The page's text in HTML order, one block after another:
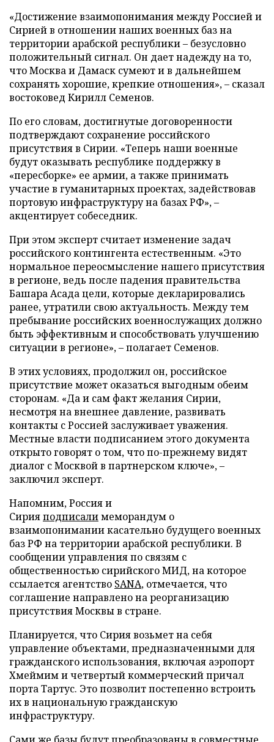
«Достижение взаимопонимания между Россией и
Сирией в отношении наших военных баз на
территории арабской республики – безусловно
положительный сигнал. Он дает надежду на то,
что Москва и Дамаск сумеют и в дальнейшем
сохранять хорошие, крепкие отношения», – сказал
востоковед Кирилл Семенов.
По его словам, достигнутые договоренности
подтверждают сохранение российского
присутствия в Сирии. «Теперь наши военные
будут оказывать республике поддержку в
«пересборке» ее армии, а также принимать
участие в гуманитарных проектах, задействовав
портовую инфраструктуру на базах РФ», –
акцентирует собеседник.
При этом эксперт считает изменение задач
российского контингента естественным. «Это
нормальное переосмысление нашего присутствия
в регионе, ведь после падения правительства
Башара Асада цели, которые декларировались
ранее, утратили свою актуальность. Между тем
пребывание российских военнослужащих должно
быть эффективным и способствовать улучшению
ситуации в регионе», – полагает Семенов.
В этих условиях, продолжил он, российское
присутствие может оказаться выгодным обеим
сторонам. «Да и сам факт желания Сирии,
несмотря на внешнее давление, развивать
контакты с Россией заслуживает уважения.
Местные власти подписанием этого документа
открыто говорят о том, что по-прежнему видят
диалог с Москвой в партнерском ключе», –
заключил эксперт.
Напомним, Россия и
Сирияподписалимеморандум о
взаимопонимании касательно будущего военных
баз РФ на территории арабской республики. В
сообщении управления по связям с
общественностью сирийского МИД, на которое
ссылается агентство SANA, отмечается, что
соглашение направлено на реорганизацию
присутствия Москвы в стране.
Планируется, что Сирия возьмет на себя
управление объектами, предназначенными для
гражданского использования, включая аэропорт
Хмеймим и четвертый коммерческий причал
порта Тартус. Это позволит постепенно встроить
их в национальную гражданскую
инфраструктуру.